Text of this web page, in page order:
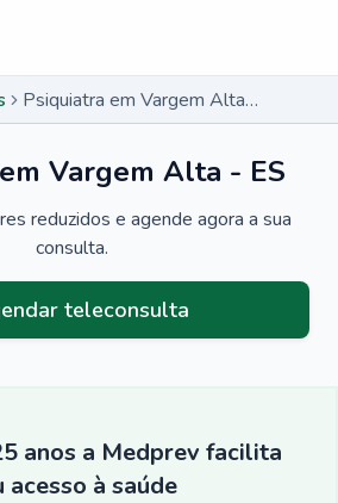
Psiquiatra em Vargem Alta - ES
Vargem Alta - ES
reduzidos e agende agora a sua
consulta.
teleconsulta
anos a Medprev facilita
acesso à saúde